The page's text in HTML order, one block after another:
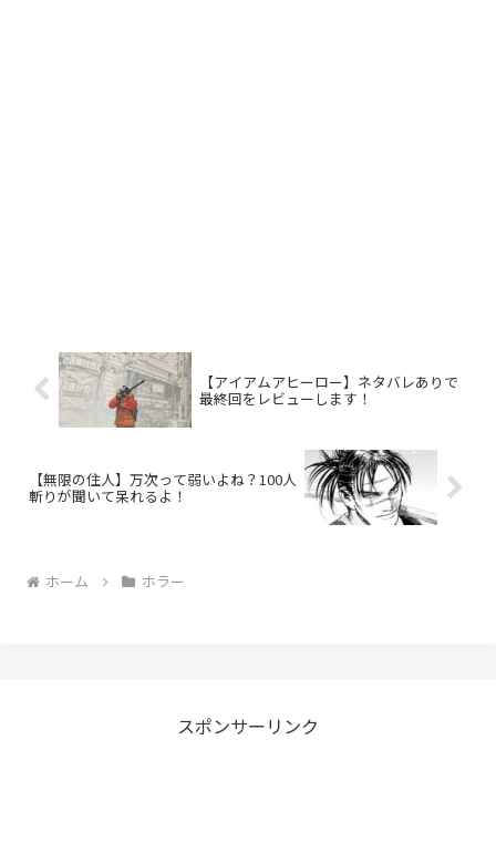
【アイアムアヒーロー】ネタバレありで
最終回をレビューします！
【無限の住人】万次って弱いよね？100人
斬りが聞いて呆れるよ！
ホーム ホラー
スポンサーリンク